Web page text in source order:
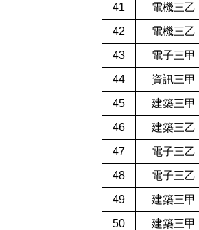
41 電機三乙
42 電機三乙
43 電子三甲
44 資訊三甲
45 建築三甲
46 建築三乙
47 電子三乙
48 電子三乙
49 建築三甲
50 建築三甲